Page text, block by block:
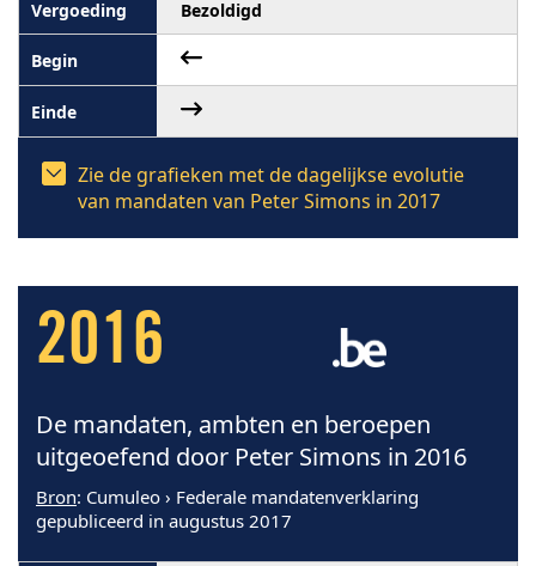
Bezoldigd
Zie de grafieken met de dagelijkse evolutie
van mandaten van Peter Simons in 2017
2016
De mandaten, ambten en beroepen
uitgeoefend door Peter Simons in 2016
Bron: Cumuleo › Federale mandatenverklaring
gepubliceerd in augustus 2017